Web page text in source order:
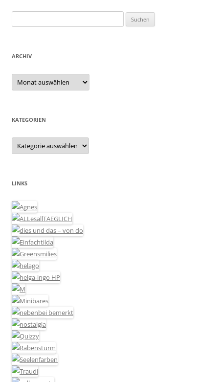
nach:
ARCHIV
Archiv
KATEGORIEN
Kategorien
LINKS